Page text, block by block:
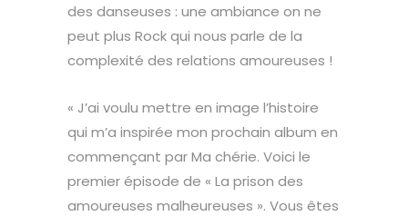
des danseuses : une ambiance on ne
peut plus Rock qui nous parle de la
complexité des relations amoureuses !
« J’ai voulu mettre en image l’histoire
qui m’a inspirée mon prochain album en
commençant par Ma chérie. Voici le
premier épisode de « La prison des
amoureuses malheureuses ». Vous êtes